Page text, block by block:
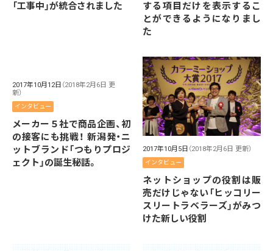
「工事中」が統合されました
する項目だけを表示するこ
とができるようになりまし
た
2017年10月12日 （2018年2月6日 更
新）
インタビュー
メーカー５社で商品企画、初
の接客にも挑戦！ 新潟発・ニ
ットブランド「つもりプロジ
ェクト」の誕生秘話。
2017年10月5日 （2018年2月6日 更新）
インタビュー
ネットショップの役割は販
売だけじゃない「ヒッコリー
スリートラベラーズ」がみつ
けた新しい役割